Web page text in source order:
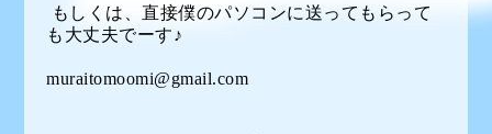
もしくは、直接僕のパソコンに送ってもらって
も大丈夫でーす♪
muraitomoomi@gmail.com